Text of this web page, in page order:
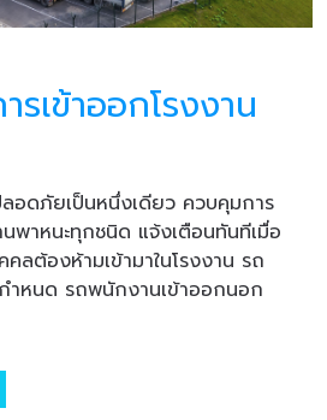
เข้าออกโรงงาน
อดภัยเป็นหนึ่งเดียว ควบคุมการ
พาหนะทุกชนิด แจ้งเตือนทันทีเมื่อ
ลต้องห้ามเข้ามาในโรงงาน รถ
ำหนด รถพนักงานเข้าออกนอก